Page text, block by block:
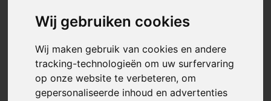
Wij gebruiken cookies
Wij maken gebruik van cookies en andere
tracking-technologieën om uw surfervaring
op onze website te verbeteren, om
gepersonaliseerde inhoud en advertenties
Artikelnummer:206773